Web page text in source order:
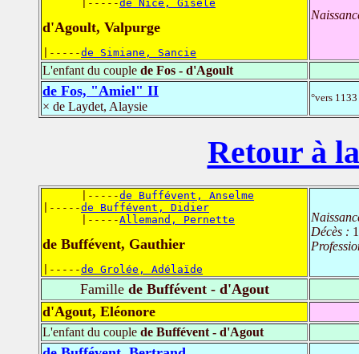
      |-----
de Nice, Gisèle
d'Agoult, Valpurge
|-----de Simiane, Sancie
L'enfant du couple de Fos - d'Agoult
de Fos, "Amiel" II
× de Laydet, Alaysie
°vers
Retour à
      |-----
de Buffévent, Anselme
|-----de Buffévent, Didier
      |-----
Allemand, Pernette
de Buffévent, Gauthier
|-----de Grolée, Adélaïde
Décès :
Famillede Buffévent - d'Agout
d'Agout, Eléonore
L'enfant du couple de Buffévent - d'Agout